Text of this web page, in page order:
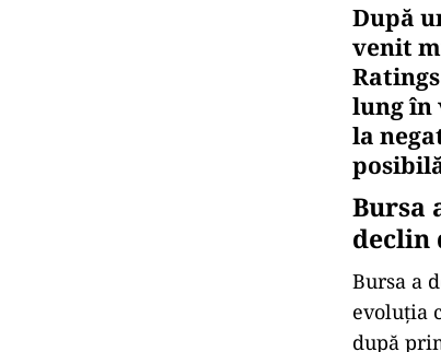
După
venit
lung în
la
Bursa
declin
Bursa a
evoluţia
după